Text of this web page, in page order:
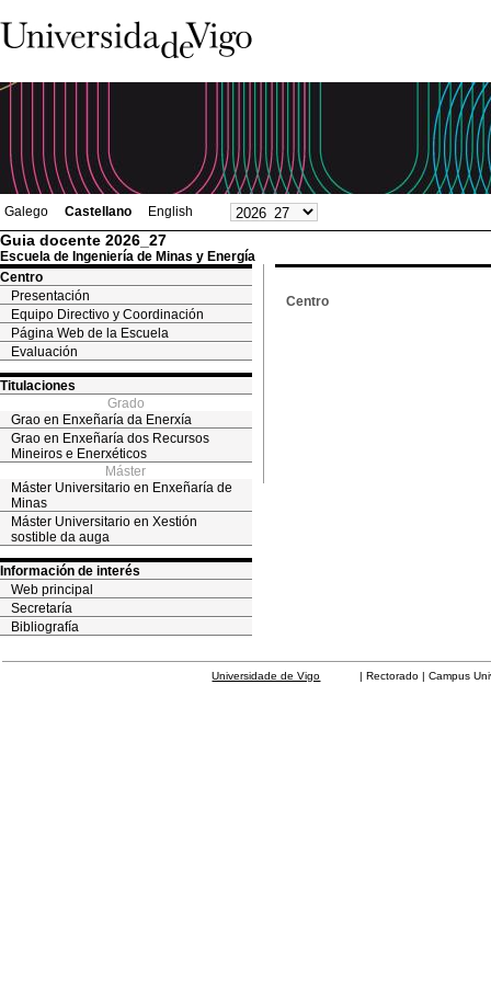
Galego Castellano English
Guia docente 2026_27
Escuela de Ingeniería de Minas y Energía
Centro
Presentación
Equipo Directivo y Coordinación
Página Web de la Escuela
Evaluación
Titulaciones
Grado
Grao en Enxeñaría da Enerxía
Grao en Enxeñaría dos Recursos
Mineiros e Enerxéticos
Máster
Máster Universitario en Enxeñaría de
Minas
Máster Universitario en Xestión
sostible da auga
Información de interés
Web principal
Secretaría
Bibliografía
Centro
Universidade de Vigo | Rectorado | Campus